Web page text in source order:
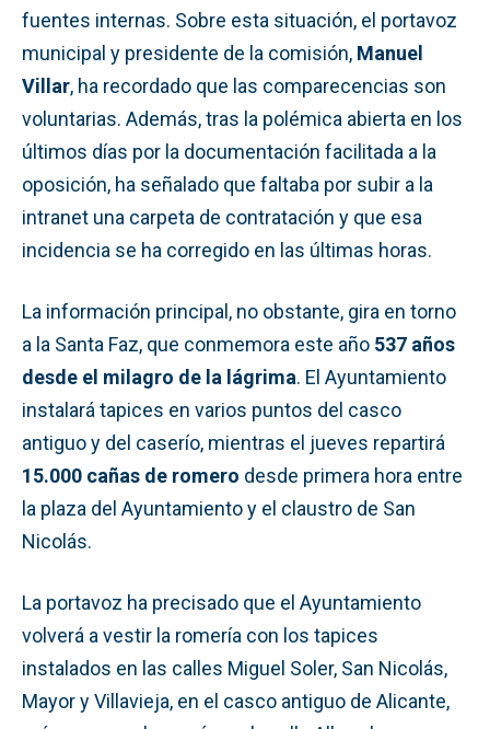
fuentes internas. Sobre esta situación, el portavoz
municipal y presidente de la comisión, Manuel
Villar, ha recordado que las comparecencias son
voluntarias. Además, tras la polémica abierta en los
últimos días por la documentación facilitada a la
oposición, ha señalado que faltaba por subir a la
intranet una carpeta de contratación y que esa
incidencia se ha corregido en las últimas horas.
La información principal, no obstante, gira en torno
a la Santa Faz, que conmemora este año 537 años
desde el milagro de la lágrima. El Ayuntamiento
instalará tapices en varios puntos del casco
antiguo y del caserío, mientras el jueves repartirá
15.000 cañas de romero desde primera hora entre
la plaza del Ayuntamiento y el claustro de San
Nicolás.
La portavoz ha precisado que el Ayuntamiento
volverá a vestir la romería con los tapices
instalados en las calles Miguel Soler, San Nicolás,
Mayor y Villavieja, en el casco antiguo de Alicante,